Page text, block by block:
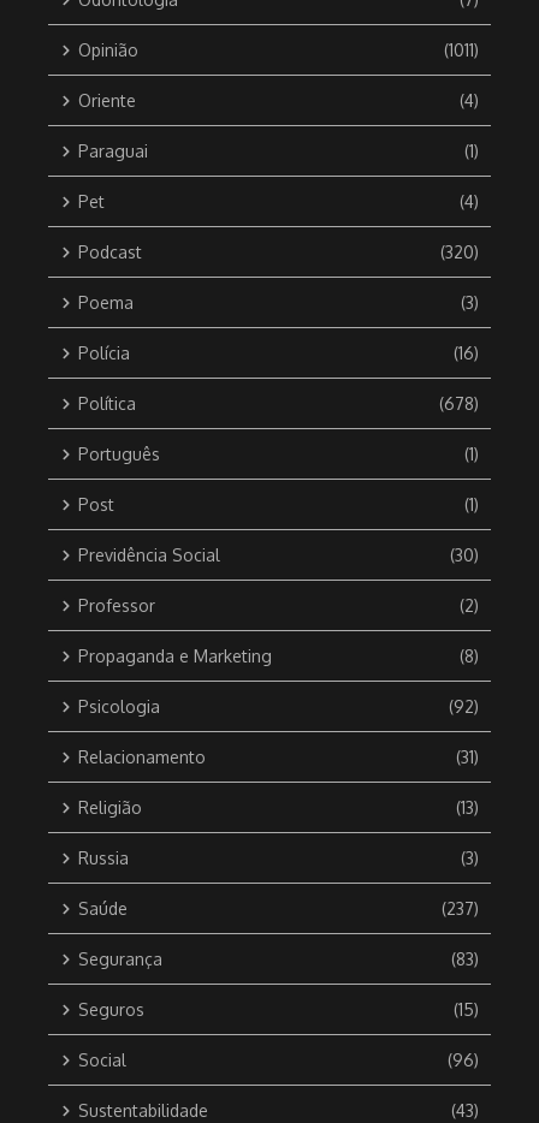
Opinião (1011)
Oriente (4)
Paraguai (1)
Pet (4)
Podcast (320)
Poema (3)
Polícia (16)
Política (678)
Português (1)
Post (1)
Previdência Social (30)
Professor (2)
Propaganda e Marketing (8)
Psicologia (92)
Relacionamento (31)
Religião (13)
Russia (3)
Saúde (237)
Segurança (83)
Seguros (15)
Social (96)
Sustentabilidade (43)